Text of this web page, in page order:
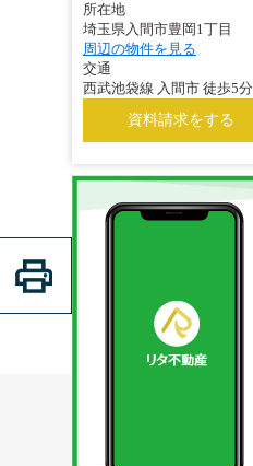
所在地
埼玉県入間市豊岡1丁目
周辺の物件を見る
交通
西武池袋線 入間市 徒歩5分
資料請求をする